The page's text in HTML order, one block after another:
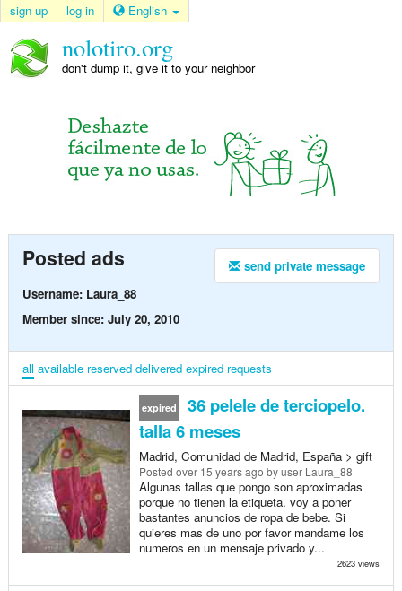
sign up log in English
nolotiro.org
don't dump it, give it to your neighbor
send private message
Posted ads
Username: Laura_88
Member since: July 20, 2010
all available reserved delivered expired requests
expired
36 pelele de terciopelo.
talla 6 meses
Madrid, Comunidad de Madrid, España > gift
Posted over 15 years ago by user Laura_88
Algunas tallas que pongo son aproximadas
porque no tienen la etiqueta. voy a poner
bastantes anuncios de ropa de bebe. Si
quieres mas de uno por favor mandame los
numeros en un mensaje privado y...
2623 views